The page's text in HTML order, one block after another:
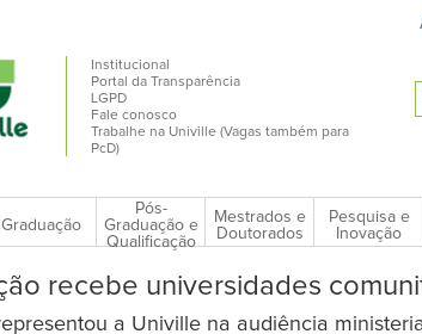
Institucional
Portal da Transparência
LGPD
Fale conosco
Trabalhe na Univille (Vagas também para
PcD)
Graduação
Pós-
Graduação e
Qualificação
Mestrados e
Doutorados
Pesquisa e
Inovação
recebe universidades
a Univille na audiência